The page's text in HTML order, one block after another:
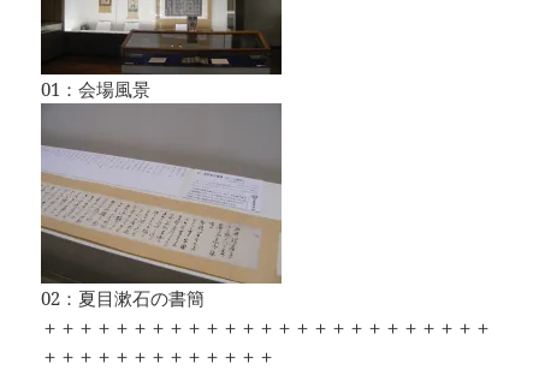
01：会場風景
02：夏目漱石の書簡
＋＋＋＋＋＋＋＋＋＋＋＋＋＋＋＋＋＋＋＋＋＋＋＋＋
＋＋＋＋＋＋＋＋＋＋＋＋＋